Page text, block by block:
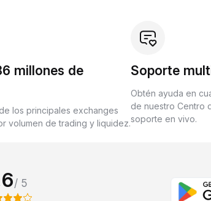
millones de
los principales exchanges
volumen de trading y liquidez.
Soporte
Obtén ayuda en
de nuestro Centro
soporte en vivo.
/ 5